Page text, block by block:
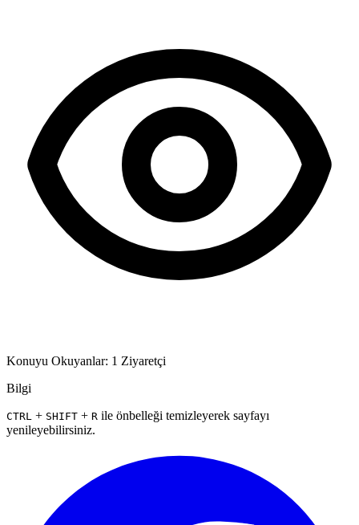
Konuyu Okuyanlar: 1 Ziyaretçi
Bilgi
CTRL + SHIFT + R ile önbelleği temizleyerek sayfayı
yenileyebilirsiniz.